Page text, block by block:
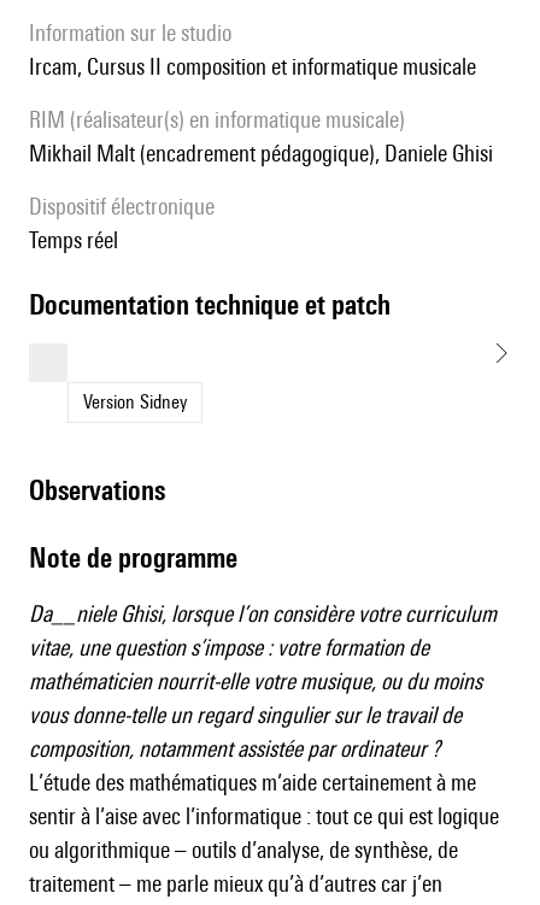
Information sur le studio
Ircam, Cursus II composition et informatique musicale
RIM (réalisateur(s) en informatique musicale)
Mikhail Malt (encadrement pédagogique), Daniele Ghisi
Dispositif électronique
temps réel
documentation technique et patch
Version Sidney
observations
Note de programme
Da__niele Ghisi, lorsque l’on considère votre curriculum
vitae, une question s’impose : votre formation de
mathématicien nourrit-elle votre musique, ou du moins
vous donne-telle un regard singulier sur le travail de
composition, notamment assistée par ordinateur ?
L’étude des mathématiques m’aide certainement à me
sentir à l’aise avec l’informatique : tout ce qui est logique
ou algorithmique – outils d’analyse, de synthèse, de
traitement – me parle mieux qu’à d’autres car j’en